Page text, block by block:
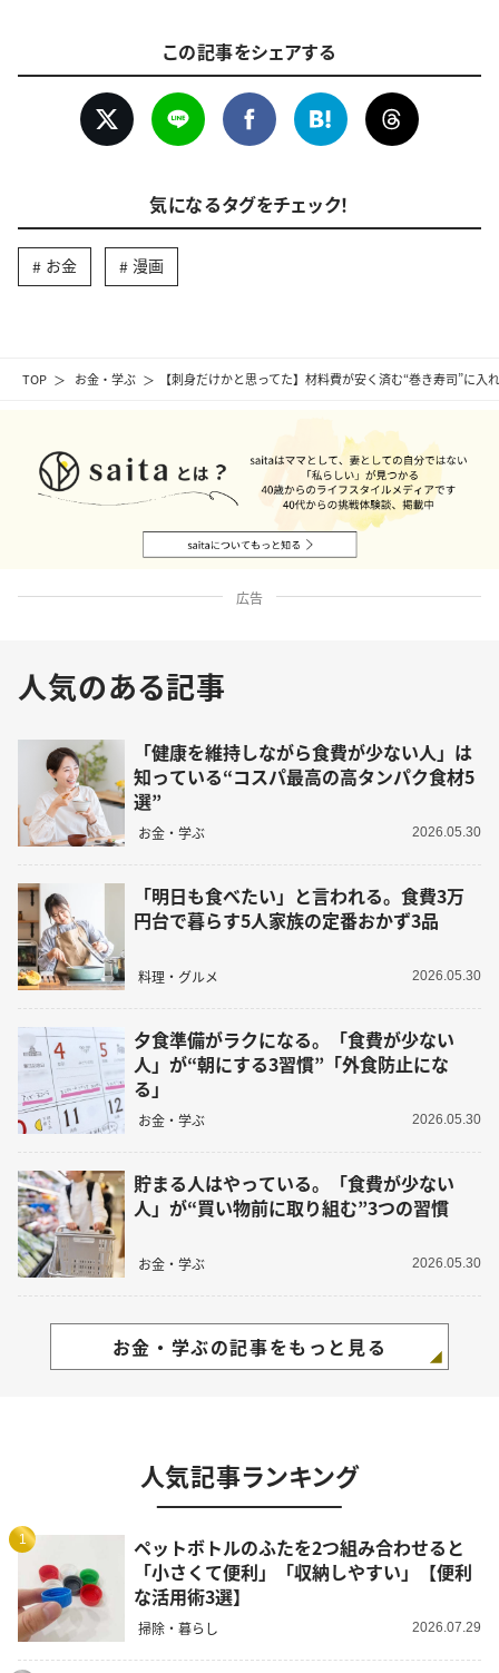
TOP お金・学ぶ 【刺身だけかと思ってた】材料費が安く済む“巻き寿司”に入
この記事をシェアする
気になるタグをチェック！
お金 漫画
広告
人気のある記事
「健康を維持しながら食費が少ない人」は
知っている“コスパ最高の高タンパク食材5
選”
お金・学ぶ 2026.05.30
「明日も食べたい」と言われる。食費3万
円台で暮らす5人家族の定番おかず3品
料理・グルメ 2026.05.30
夕食準備がラクになる。「食費が少ない
人」が“朝にする3習慣”「外食防止にな
る」
お金・学ぶ 2026.05.30
貯まる人はやっている。「食費が少ない
人」が“買い物前に取り組む”3つの習慣
お金・学ぶ 2026.05.30
お金・学ぶの記事をもっと見る
人気記事ランキング
1
ペットボトルのふたを2つ組み合わせると
「小さくて便利」「収納しやすい」【便利
な活用術3選】
掃除・暮らし 2026.07.29